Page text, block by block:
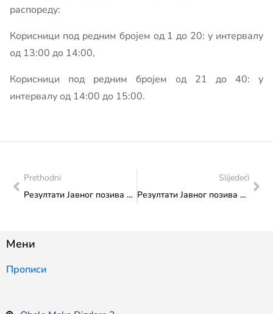
распореду:
Корисници под редним бројем од 1 до 20: у интервалу
од 13:00 до 14:00,
Корисници под редним бројем од 21 до 40: у
интервалу од 14:00 до 15:00.
Prethodni
Резултати Јавног позива 2025: Трансфер за спорт од значаја за Федерацију, Програм 2. Суфинансирање активности спортских удруга и клубова који окупљају дјецу и младе до 18 година
Slijedeći
Резултати Јавног позива 2025.: Трансфер за културу од значаја за Федерацију, Програм 1., тачка 1.1. Професионални музички, музичко-сценски, плесни и филмски фестивали
Мени
Прописи